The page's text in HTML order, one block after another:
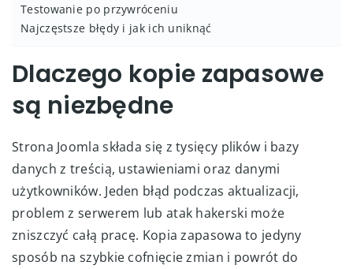
Testowanie po przywróceniu
Najczęstsze błędy i jak ich uniknąć
Dlaczego kopie zapasowe
są niezbędne
Strona Joomla składa się z tysięcy plików i bazy
danych z treścią, ustawieniami oraz danymi
użytkowników. Jeden błąd podczas aktualizacji,
problem z serwerem lub atak hakerski może
zniszczyć całą pracę. Kopia zapasowa to jedyny
sposób na szybkie cofnięcie zmian i powrót do